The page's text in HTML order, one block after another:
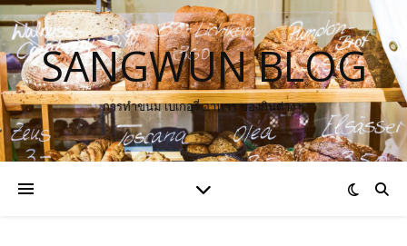
SANGWUN BLOG
การทำขนม เบเกอรี่ อาหาร ของกินต่าง ๆ